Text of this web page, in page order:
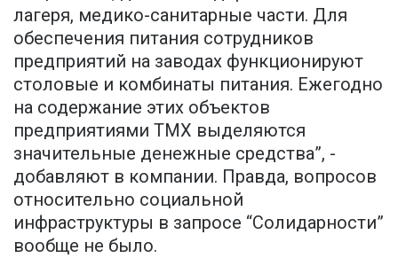
лагеря, медико-санитарные части. Для
обеспечения питания сотрудников
предприятий на заводах функционируют
столовые и комбинаты питания. Ежегодно
на содержание этих объектов
предприятиями TMX выделяются
значительные денежные средства”, -
добавляют в компании. Правда, вопросов
относительно социальной
инфраструктуры в запросе “Солидарности”
вообще не было.